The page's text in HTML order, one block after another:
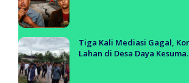
Tiga Kali Mediasi Gagal,
Lahan di Desa Daya Kesuma